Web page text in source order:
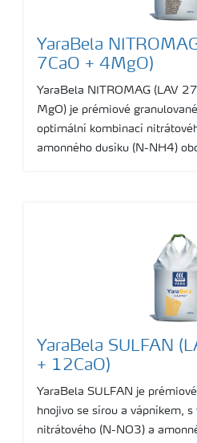
YaraBela
7CaO + 4MgO)
YaraBela NITROMAG (LAV
MgO) je prémiové
optimální kombinací
amonného dusíku (N-NH4)
YaraBela SULFAN
+ 12CaO)
YaraBela SULFAN je
hnojivo se sírou a vápníkem,
nitrátového (N-NO3) a